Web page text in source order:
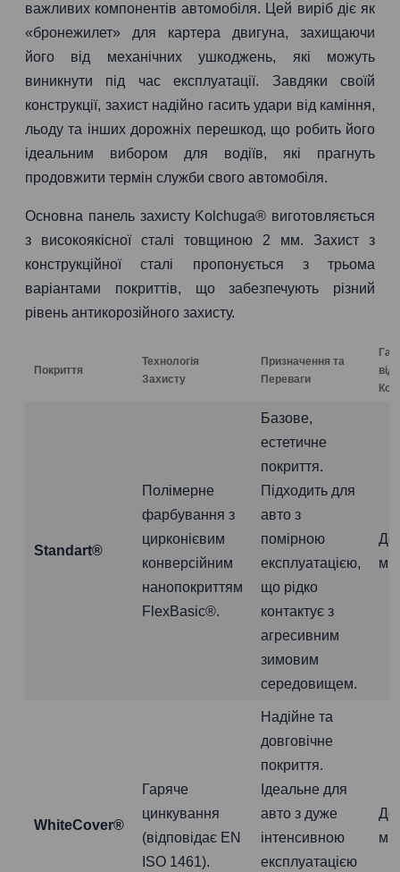
важливих компонентів автомобіля. Цей виріб діє як
«бронежилет» для картера двигуна, захищаючи
його від механічних ушкоджень, які можуть
виникнути під час експлуатації. Завдяки своїй
конструкції, захист надійно гасить удари від каміння,
льоду та інших дорожніх перешкод, що робить його
ідеальним вибором для водіїв, які прагнуть
продовжити термін служби свого автомобіля.
Основна панель захисту Kolchuga® виготовляється
з високоякісної сталі товщиною 2 мм. Захист з
конструкційної сталі пропонується з трьома
варіантами покриттів, що забезпечують різний
рівень антикорозійного захисту.
Покриття
Технологія
Захисту
Призначення та
Переваги
від
Standart®
Полімерне
фарбування з
цирконієвим
конверсійним
нанопокриттям
FlexBasic®.
Базове,
естетичне
покриття.
Підходить для
авто з
помірною
експлуатацією,
що рідко
контактує з
агресивним
зимовим
середовищем.
До
WhiteCover®
Гаряче
цинкування
(відповідає EN
ISO 1461).
Надійне та
довговічне
покриття.
Ідеальне для
авто з дуже
інтенсивною
експлуатацією
До